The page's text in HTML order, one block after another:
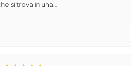
si trova in una...